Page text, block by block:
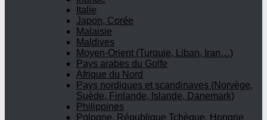
Italie
Japon, Corée
Malaisie
Maldives
Moyen-Orient (Turquie, Liban, Iran…)
Pays arabes du Golfe
Afrique du Nord
Pays nordiques et scandinaves (Norvège,
Suède, Finlande, Islande, Danemark)
Philippines
Pologne, République Tchèque, Hongrie